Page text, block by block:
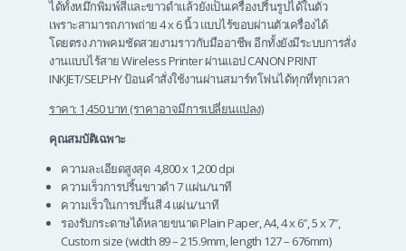
ได้ทั้งหมึกพิมพ์สีและขาวดำแล้วยังเป็นเครื่องปริ้นรูปได้ในตัว
เพราะสามารถภาพถ่าย4 x 6 นิ้ว แบบไร้ขอบผ่านตัวเครื่องได้
โดยตรง ภาพคมชัดสวยงามราวกับมืออาชีพ อีกทั้งยังมีระบบการสั่ง
งานแบบไร้สาย Wireless Printer ผ่านแอป CANON PRINT
INKJET/SELPHY ป้อนคำสั่งใช้งานผ่านสมาร์ทโฟนได้ทุกที่ทุกเวลา
ราคา: 1,450 บาท (ราคาอาจมีการเปลี่ยนแปลง)
คุณสมบัติเฉพาะ
ความละเอียดสูงสุด 4,800 x 1,200 dpi
ความเร็วการปริ้นขาวดำ 7 แผ่น/นาที
ความเร็วในการปริ้นสี 4 แผ่น/นาที
รองรับกระดาษได้หลายขนาดPlain Paper, A4, 4 x 6″, 5 x 7″,
Custom size (width 89 – 215.9mm, length 127 – 676mm)